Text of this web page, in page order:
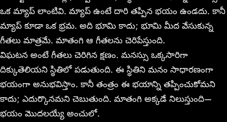
ఒక మ్యాప్ లాంటివి. మ్యాప్ ఉంటే దారి తప్పిన భయం ఉండదు. కానీ
మ్యాప్ కూడా ఒక భ్రమ. అది భూమి కాదు; భూమి మీద వేసుకున్న
గీతలు మాత్రమే. మాతంగి ఆ గీతలను చెరిపేస్తుంది.
విఘటన అంటే గీతలు చెరిగిన క్షణం. మనస్సు ఒక్కసారిగా
దిక్కుతెలియని స్థితిలో పడుతుంది. ఈ స్థితిని మనం సాధారణంగా
భయంగా అనుభవిస్తాం. కానీ తంత్రం ఈ భయాన్ని తప్పించుకోమని
కాదు; ఎదుర్కొనమని చెబుతుంది. మాతంగి అక్కడే నిలుస్తుంది—
భయం మొదలయ్యే అంచులో.